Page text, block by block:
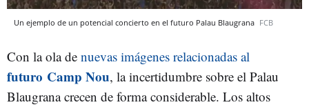
Un ejemplo de un potencial concierto en el futuro Palau Blaugrana FCB
Con la ola de nuevas imágenes relacionadas al
futuro Camp Nou, la incertidumbre sobre el Palau
Blaugrana crecen de forma considerable. Los altos